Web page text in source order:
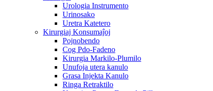
Urologia Instrumento
Urinosako
Uretra Katetero
Kirurgiaj Konsumaĵoj
Pojnobendo
Cog Pdo-Fadeno
Kirurgia Markilo-Plumilo
Unufoja utera kanulo
Grasa Injekta Kanulo
Ringa Retraktilo